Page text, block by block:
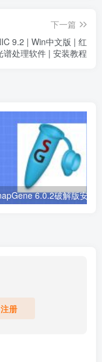
下一篇
9.2 | Win中文版 | 红
谱处理软件 | 安装教程
注册